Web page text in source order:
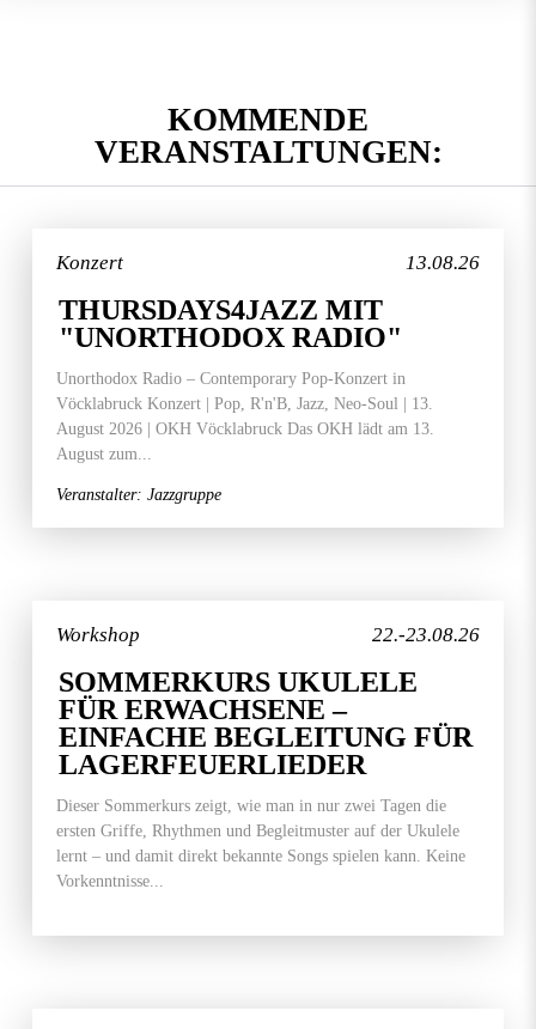
KOMMENDE
VERANSTALTUNGEN:
13.08.26
Konzert
THURSDAYS4JAZZ MIT
"UNORTHODOX RADIO"
Unorthodox Radio – Contemporary Pop-Konzert in
Vöcklabruck Konzert | Pop, R'n'B, Jazz, Neo-Soul | 13.
August 2026 | OKH Vöcklabruck Das OKH lädt am 13.
August zum...
Veranstalter: Jazzgruppe
22.-23.08.26
Workshop
SOMMERKURS UKULELE
FÜR ERWACHSENE –
EINFACHE BEGLEITUNG FÜR
LAGERFEUERLIEDER
Dieser Sommerkurs zeigt, wie man in nur zwei Tagen die
ersten Griffe, Rhythmen und Begleitmuster auf der Ukulele
lernt – und damit direkt bekannte Songs spielen kann. Keine
Vorkenntnisse...